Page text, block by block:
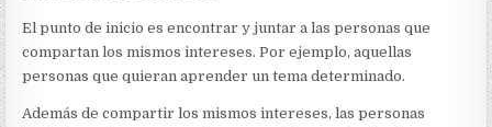
El punto de inicio es encontrar y juntar a las personas que
compartan los mismos intereses. Por ejemplo, aquellas
personas que quieran aprender un tema determinado.
Además de compartir los mismos intereses, las personas